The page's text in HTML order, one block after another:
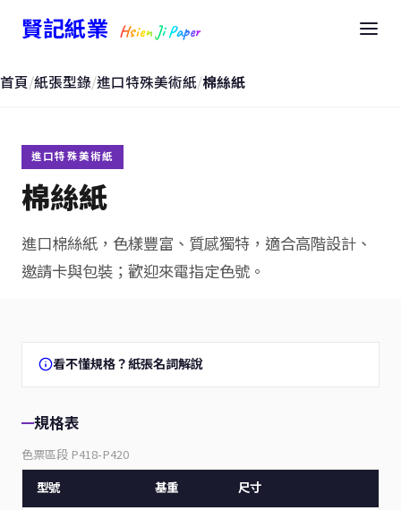
賢記紙業 Hsien Ji Paper
首頁/紙張型錄/進口特殊美術紙/棉絲紙
進口特殊美術紙
棉絲紙
進口棉絲紙，色樣豐富、質感獨特，適合高階設計、
邀請卡與包裝；歡迎來電指定色號。
看不懂規格？紙張名詞解說
規格表
色票區段 P418-P420
型號 基重 尺寸